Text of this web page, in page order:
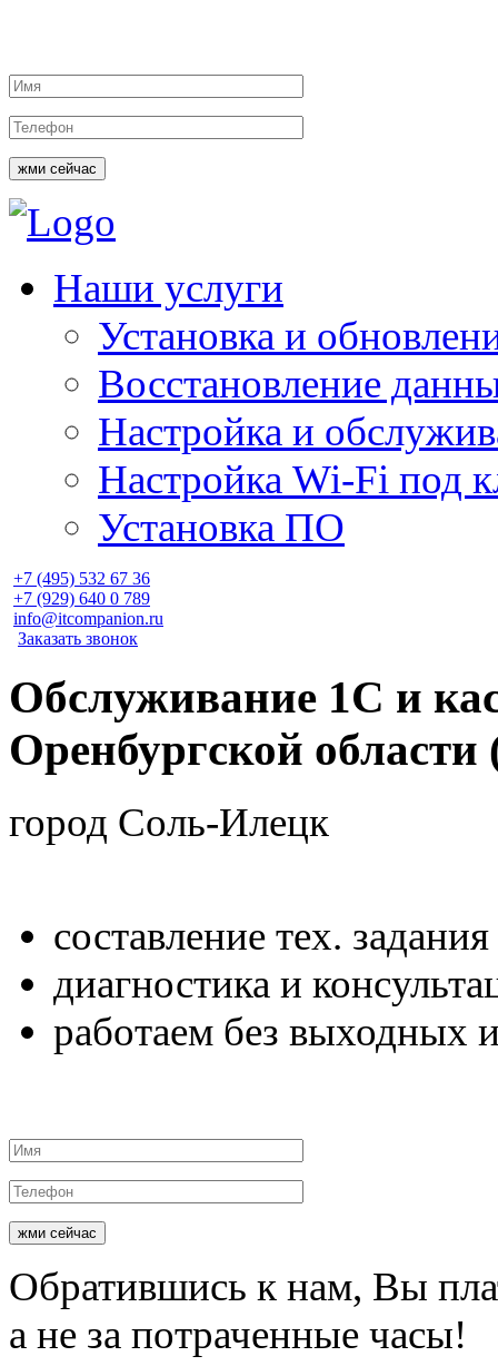
жми сейчас
Наши услуги
Установка и
Восстановление
Настройка и
Настройка Wi-Fi под
Установка ПО
+7 (495) 532 67 36
+7 (929) 640 0 789
info@itcompanion.ru
Заказать звонок
Обслуживание 1С и
Оренбургской
город Соль-Илецк
составление тех. задания
диагностика и
работаем без выходных
жми сейчас
Обратившись к нам, Вы
а не за потраченные часы!